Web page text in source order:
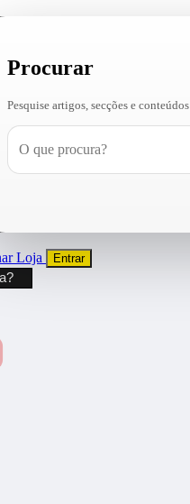
Procurar
Pesquise artigos, secções e conteúdos
Loja Entrar